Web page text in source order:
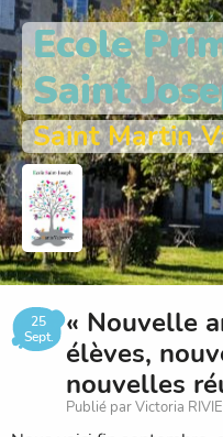
Ecole
Saint
Saint Martin
25
Sept.
« Nouvelle
élèves,
nouvelles
Publié par Victoria